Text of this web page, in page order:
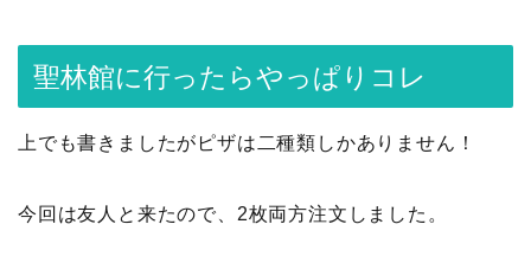
聖林館に行ったらやっぱりコレ
上でも書きましたがピザは二種類しかありません！
今回は友人と来たので、2枚両方注文しました。